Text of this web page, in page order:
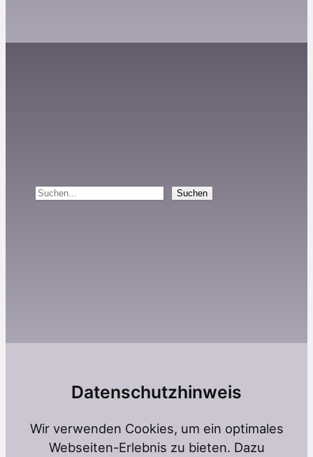
Suchen Suchen
Datenschutzhinweis
Wir verwenden Cookies, um ein optimales
Webseiten-Erlebnis zu bieten. Dazu